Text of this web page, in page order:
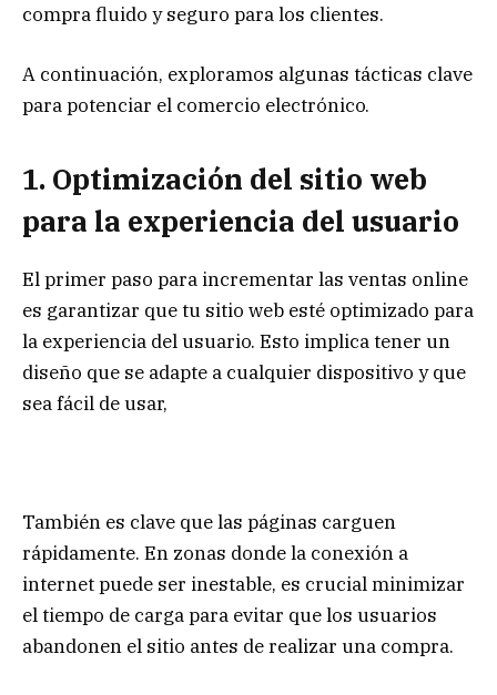
compra fluido y seguro para los clientes.
A continuación, exploramos algunas tácticas clave
para potenciar el comercio electrónico.
1. Optimización del sitio web
para la experiencia del usuario
El primer paso para incrementar las ventas online
es garantizar que tu sitio web esté optimizado para
la experiencia del usuario. Esto implica tener un
diseño que se adapte a cualquier dispositivo y que
sea fácil de usar,
También es clave que las páginas carguen
rápidamente. En zonas donde la conexión a
internet puede ser inestable, es crucial minimizar
el tiempo de carga para evitar que los usuarios
abandonen el sitio antes de realizar una compra.